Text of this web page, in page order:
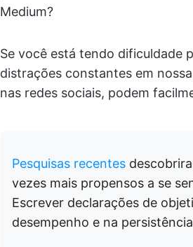
Medium?
Se você está tendo dificuldade
distrações constantes em
nas redes sociais, podem
Pesquisas recentes
vezes mais propensos a se
Escrever declarações de
desempenho e na